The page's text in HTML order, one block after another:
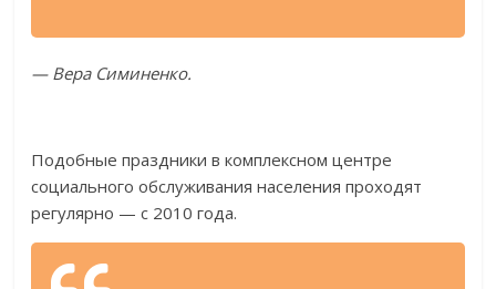
— Вера Симиненко.
Подобные праздники в комплексном центре
социального обслуживания населения проходят
регулярно — с 2010 года.